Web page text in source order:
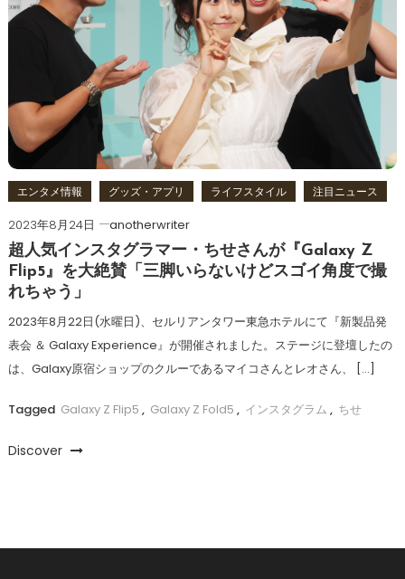
エンタメ情報 グッズ・アプリ ライフスタイル 注目ニュース
2023年8月24日
anotherwriter
超人気インスタグラマー・ちせさんが『Galaxy Z
Flip5』を大絶賛「三脚いらないけどスゴイ角度で撮
れちゃう」
2023年8月22日(水曜日)、セルリアンタワー東急ホテルにて『新製品発
表会 ＆ Galaxy Experience』が開催されました。ステージに登壇したの
は、Galaxy原宿ショップのクルーであるマイコさんとレオさん、 […]
Tagged Galaxy Z Flip5 , Galaxy Z Fold5 , インスタグラム , ちせ
Discover